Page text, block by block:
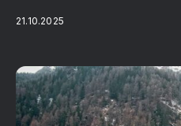
21.10.2025